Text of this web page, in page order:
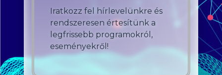
Iratkozz fel hírlevelünkre és
rendszeresen értesítünk a
legfrissebb programokról,
eseményekről!